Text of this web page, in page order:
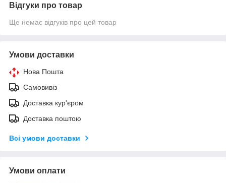
Відгуки про товар
Ще немає відгуків про цей товар
Умови доставки
Нова Пошта
Самовивіз
Доставка кур'єром
Доставка поштою
Всі умови доставки
Умови оплати